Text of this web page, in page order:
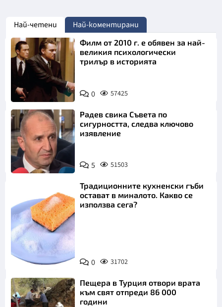
Най-четени Най-коментирани
Филм от 2010 г. е обявен за най-
великия психологически
трилър в историята
0 57425
Радев свика Съвета по
сигурността, следва ключово
изявление
5 51503
Снимка:
Пиксабей
Традиционните кухненски гъби
остават в миналото. Какво се
използва сега?
0 31702
Пещера в Турция отвори врата
към свят отпреди 86 000
години